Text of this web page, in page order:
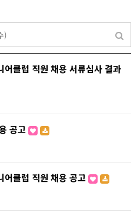
클럽 직원 채용 서류심사 결과
공고
어클럽 직원 채용 공고